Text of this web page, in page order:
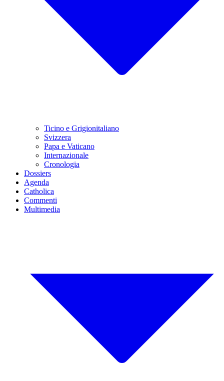
Ticino e Grigionitaliano
Svizzera
Papa e Vaticano
Internazionale
Cronologia
Dossiers
Agenda
Catholica
Commenti
Multimedia